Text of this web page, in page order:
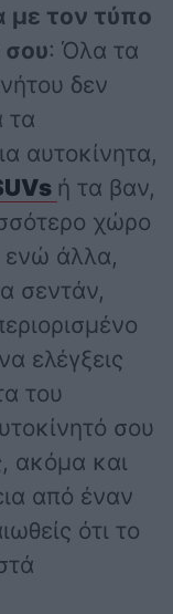
με τον τύπο
σου: Όλα τα
δεν
τα
αυτοκίνητα,
ή τα βαν,
χώρο
ενώ άλλα,
σεντάν,
ελέγξεις
του
σου
ακόμα και
από έναν
ότι το